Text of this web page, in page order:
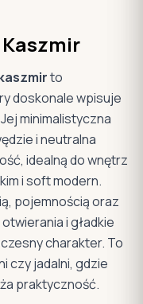
Kaszmir
to
doskonale wpisuje
minimalistyczna
i neutralna
idealną do wnętrz
i soft modern.
pojemnością oraz
i gładkie
charakter. To
czy jadalni, gdzie
praktyczność.